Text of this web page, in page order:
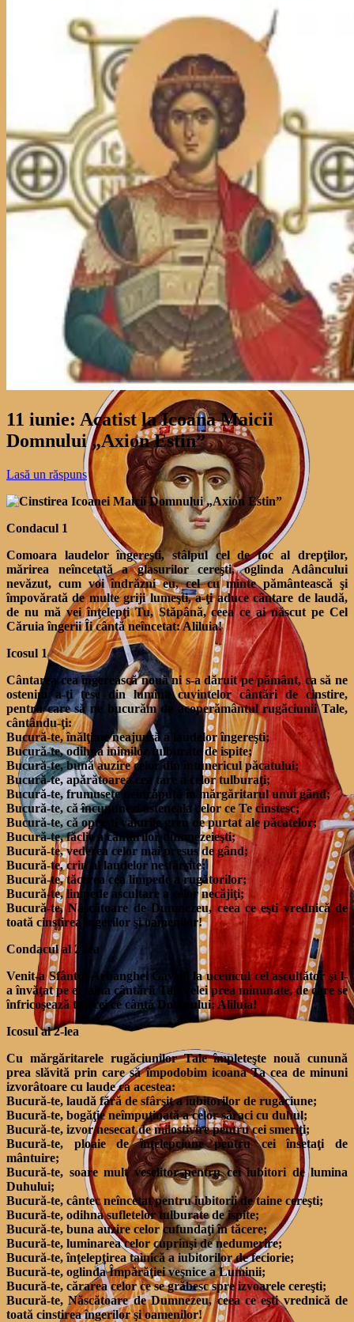
11 iunie: Acatist la Icoana Maicii
Domnului „Axion Estin”
Lasă un răspuns
Condacul 1
Comoara laudelor îngereşti, stâlpul cel de foc al drepţilor,
mărirea neîncetată a glasurilor cereşti, oglinda Adâncului
nevăzut, cum voi îndrăzni eu, cel cu minte pământească şi
împovărată de multe griji lumeşti, a-ţi aduce cântare de laudă,
de nu mă vei înţelepţi Tu, Stăpână, ceea ce ai născut pe Cel
Căruia îngerii Îi cântă neîncetat: Aliluia!
Icosul 1
Cântarea cea îngerească nouă ni s-a dăruit pe pământ, ca să ne
ostenim a-ţi ţese din lumina cuvintelor cântări de cinstire,
pentru care să ne bucurăm de acoperământul rugăciunii Tale,
cântându-ţi:
Bucură-te, înălţime neajunsă a laudelor îngereşti;
Bucură-te, odihna inimilor tulburate de ispite;
Bucură-te, bună auzire celor din întunericul păcatului;
Bucură-te, apărătoarea cea tare a celor tulburaţi;
Bucură-te, frumuseţe neîncăpută în mărgăritarul unui gând;
Bucură-te, că încununezi osteneala celor ce Te cinstesc;
Bucură-te, că opreşti valurile greu de purtat ale păcatelor;
Bucură-te, făclie a cântărilor dumnezeieşti;
Bucură-te, vederea celor mai presus de gând;
Bucură-te, crin al laudelor nesfârşite;
Bucură-te, tăcerea cea limpede a rugătorilor;
Bucură-te, limpede ascultare a celor necăjiţi;
Bucură-te, Născătoare de Dumnezeu, ceea ce eşti vrednică de
toată cinstirea îngerilor şi oamenilor!
Condacul al 2-lea
Venit-a Sfântul Arhanghel Gavriil la ucenicul cel ascultător şi l-
a învăţat pe el taina cântării Tale celei prea minunate, de care se
înfricoşează toţi cei ce cântă Domnului: Aliluia!
Icosul al 2-lea
Cu mărgăritarele rugăciunilor Tale împleteşte nouă cunună
prea slăvită prin care să împodobim icoana Ta cea de minuni
izvorâtoare cu laude ca acestea:
Bucură-te, laudă fără de sfârşit a iubitorilor de rugăciune;
Bucură-te, bogăţie neîmpuţinată a celor săraci cu duhul;
Bucură-te, izvor nesecat de milostivire pentru cei smeriţi;
Bucură-te, ploaie de înţelepciune pentru cei însetaţi de
mântuire;
Bucură-te, soare mult veselitor pentru cei iubitori de lumina
Duhului;
Bucură-te, cântec neîncetat pentru iubitorii de taine cereşti;
Bucură-te, odihna sufletelor tulburate de ispite;
Bucură-te, buna auzire celor cufundaţi în tăcere;
Bucură-te, luminarea celor cuprinşi de nedumerire;
Bucură-te, înţelepţirea tainică a iubitorilor de feciorie;
Bucură-te, oglinda Împărăţiei veşnice a Luminii;
Bucură-te, cărarea celor ce se grăbesc spre izvoarele cereşti;
Bucură-te, Născătoare de Dumnezeu, ceea ce eşti vrednică de
toată cinstirea îngerilor şi oamenilor!